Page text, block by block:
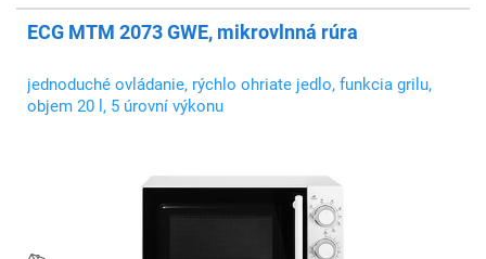
ECG MTM 2073 GWE, mikrovlnná rúra
jednoduché ovládanie, rýchlo ohriate jedlo, funkcia grilu,
objem 20 l, 5 úrovní výkonu